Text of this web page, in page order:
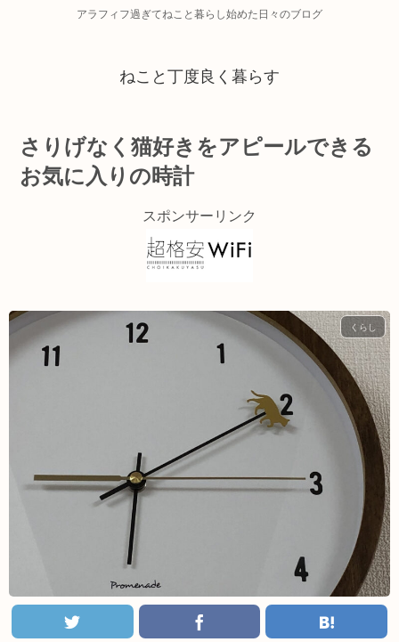
アラフィフ過ぎてねこと暮らし始めた日々のブログ
ねこと丁度良く暮らす
さりげなく猫好きをアピールできる
お気に入りの時計
スポンサーリンク
くらし